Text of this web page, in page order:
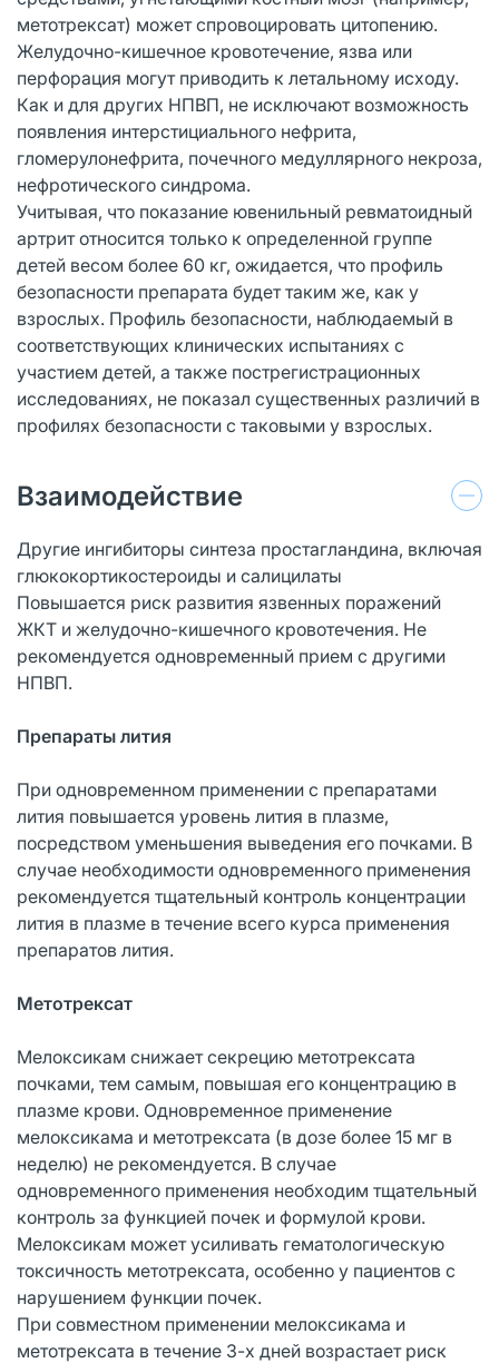
метотрексат) может спровоцировать цитопению.
Желудочно-кишечное кровотечение, язва или
перфорация могут приводить к летальному исходу.
Как и для других НПВП, не исключают возможность
появления интерстициального нефрита,
гломерулонефрита, почечного медуллярного некроза,
нефротического синдрома.
Учитывая, что показание ювенильный ревматоидный
артрит относится только к определенной группе
детей весом более 60 кг, ожидается, что профиль
безопасности препарата будет таким же, как у
взрослых. Профиль безопасности, наблюдаемый в
соответствующих клинических испытаниях с
участием детей, а также пострегистрационных
исследованиях, не показал существенных различий в
профилях безопасности с таковыми у взрослых.
Взаимодействие
Другие ингибиторы синтеза простагландина, включая
глюкокортикостероиды и салицилаты
Повышается риск развития язвенных поражений
ЖКТ и желудочно-кишечного кровотечения. Не
рекомендуется одновременный прием с другими
НПВП.
Препараты лития
При одновременном применении с препаратами
лития повышается уровень лития в плазме,
посредством уменьшения выведения его почками. В
случае необходимости одновременного применения
рекомендуется тщательный контроль концентрации
лития в плазме в течение всего курса применения
препаратов лития.
Метотрексат
Мелоксикам снижает секрецию метотрексата
почками, тем самым, повышая его концентрацию в
плазме крови. Одновременное применение
мелоксикама и метотрексата (в дозе более 15 мг в
неделю) не рекомендуется. В случае
одновременного применения необходим тщательный
контроль за функцией почек и формулой крови.
Мелоксикам может усиливать гематологическую
токсичность метотрексата, особенно у пациентов с
нарушением функции почек.
При совместном применении мелоксикама и
метотрексата в течение 3-х дней возрастает риск